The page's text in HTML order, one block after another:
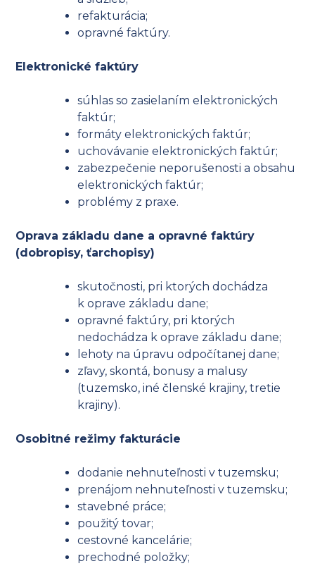
refakturácia;
opravné faktúry.
Elektronické faktúry
súhlas so zasielaním elektronických
faktúr;
formáty elektronických faktúr;
uchovávanie elektronických faktúr;
zabezpečenie neporušenosti a obsahu
elektronických faktúr;
problémy z praxe.
Oprava základu dane a opravné faktúry
(dobropisy, ťarchopisy)
skutočnosti, pri ktorých dochádza
k oprave základu dane;
opravné faktúry, pri ktorých
nedochádza k oprave základu dane;
lehoty na úpravu odpočítanej dane;
zľavy, skontá, bonusy a malusy
(tuzemsko, iné členské krajiny, tretie
krajiny).
Osobitné režimy fakturácie
dodanie nehnuteľnosti v tuzemsku;
prenájom nehnuteľnosti v tuzemsku;
stavebné práce;
použitý tovar;
cestovné kancelárie;
prechodné položky;